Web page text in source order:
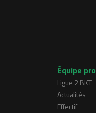
Équipe pro
Ligue 2 BKT
Actualités
Effectif